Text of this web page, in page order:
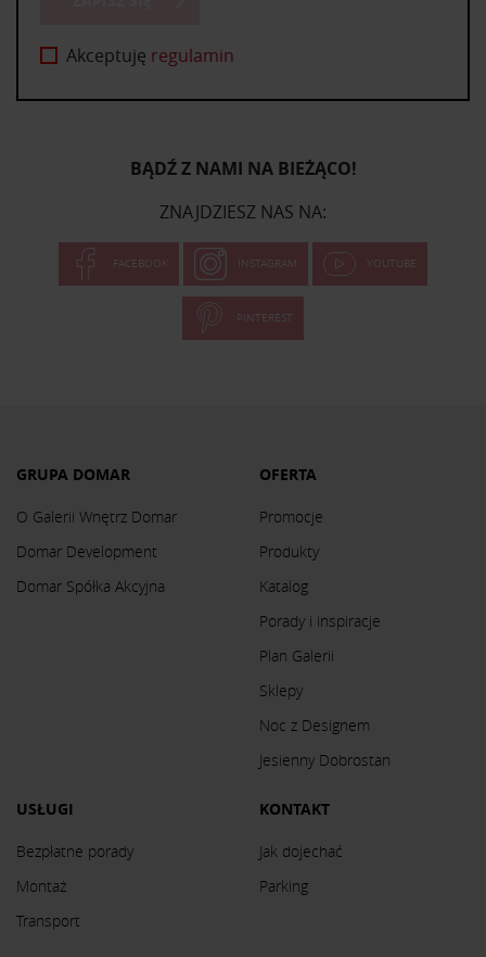
Akceptuję regulamin
BĄDŹ Z NAMI NA BIEŻĄCO!
ZNAJDZIESZ NAS NA:
FACEBOOK INSTAGRAM YOUTUBE
PINTEREST
GRUPA DOMAR
O Galerii Wnętrz Domar
Domar Development
Domar Spółka Akcyjna
OFERTA
Promocje
Produkty
Katalog
Porady i inspiracje
Plan Galerii
Sklepy
Noc z Designem
Jesienny Dobrostan
USŁUGI
Bezpłatne porady
Montaż
Transport
KONTAKT
Jak dojechać
Parking